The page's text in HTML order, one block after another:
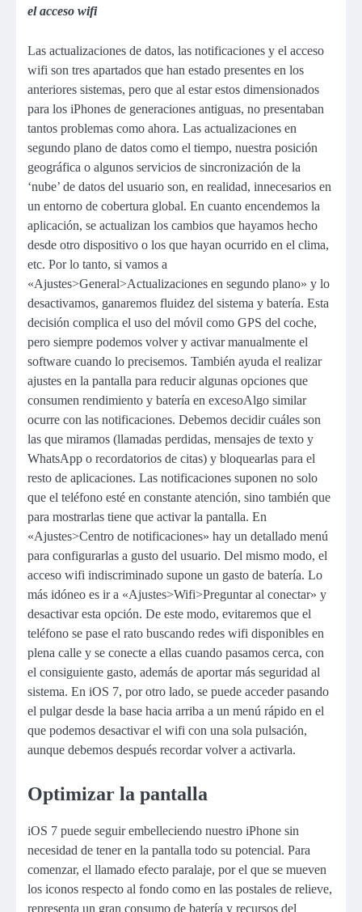
el acceso wifi
Las actualizaciones de datos, las notificaciones y el acceso
wifi son tres apartados que han estado presentes en los
anteriores sistemas, pero que al estar estos dimensionados
para los iPhones de generaciones antiguas, no presentaban
tantos problemas como ahora. Las actualizaciones en
segundo plano de datos como el tiempo, nuestra posición
geográfica o algunos servicios de sincronización de la
‘nube’ de datos del usuario son, en realidad, innecesarios en
un entorno de cobertura global. En cuanto encendemos la
aplicación, se actualizan los cambios que hayamos hecho
desde otro dispositivo o los que hayan ocurrido en el clima,
etc. Por lo tanto, si vamos a
«Ajustes>General>Actualizaciones en segundo plano» y lo
desactivamos, ganaremos fluidez del sistema y batería. Esta
decisión complica el uso del móvil como GPS del coche,
pero siempre podemos volver y activar manualmente el
software cuando lo precisemos. También ayuda el realizar
ajustes en la pantalla para reducir algunas opciones que
consumen rendimiento y batería en excesoAlgo similar
ocurre con las notificaciones. Debemos decidir cuáles son
las que miramos (llamadas perdidas, mensajes de texto y
WhatsApp o recordatorios de citas) y bloquearlas para el
resto de aplicaciones. Las notificaciones suponen no solo
que el teléfono esté en constante atención, sino también que
para mostrarlas tiene que activar la pantalla. En
«Ajustes>Centro de notificaciones» hay un detallado menú
para configurarlas a gusto del usuario. Del mismo modo, el
acceso wifi indiscriminado supone un gasto de batería. Lo
más idóneo es ir a «Ajustes>Wifi>Preguntar al conectar» y
desactivar esta opción. De este modo, evitaremos que el
teléfono se pase el rato buscando redes wifi disponibles en
plena calle y se conecte a ellas cuando pasamos cerca, con
el consiguiente gasto, además de aportar más seguridad al
sistema. En iOS 7, por otro lado, se puede acceder pasando
el pulgar desde la base hacia arriba a un menú rápido en el
que podemos desactivar el wifi con una sola pulsación,
aunque debemos después recordar volver a activarla.
Optimizar la pantalla
iOS 7 puede seguir embelleciendo nuestro iPhone sin
necesidad de tener en la pantalla todo su potencial. Para
comenzar, el llamado efecto paralaje, por el que se mueven
los iconos respecto al fondo como en las postales de relieve,
representa un gran consumo de batería y recursos del